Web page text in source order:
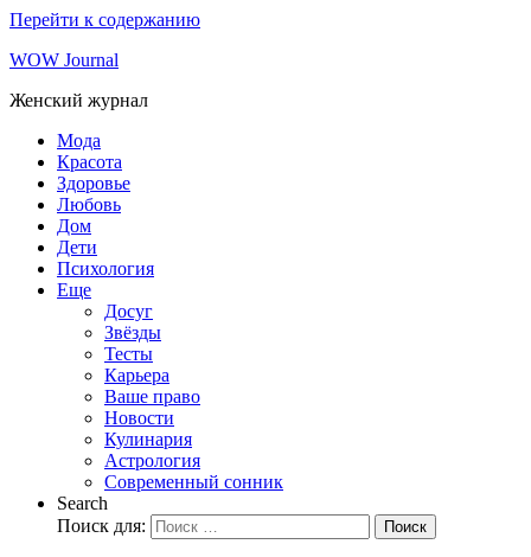
Перейти к содержанию
WOW Journal
Женский журнал
Мода
Красота
Здоровье
Любовь
Дом
Дети
Психология
Еще
Досуг
Звёзды
Тесты
Карьера
Ваше право
Новости
Кулинария
Астрология
Современный сонник
Search
Поиск для:
Поиск